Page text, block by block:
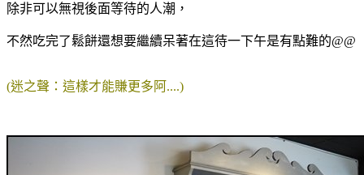
除非可以無視後面等待的人潮，
不然吃完了鬆餅還想要繼續呆著在這待一下午是有點難的@@
(迷之聲：這樣才能賺更多阿....)